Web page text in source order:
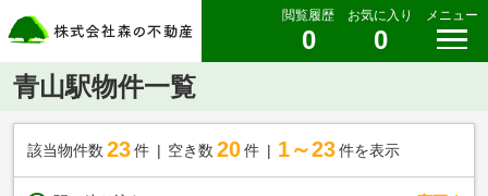
閲覧履歴
0
お気に入り
0
メニュー
青山駅物件一覧
該当物件数 23件 空き数 20 件 1～23 件を表示